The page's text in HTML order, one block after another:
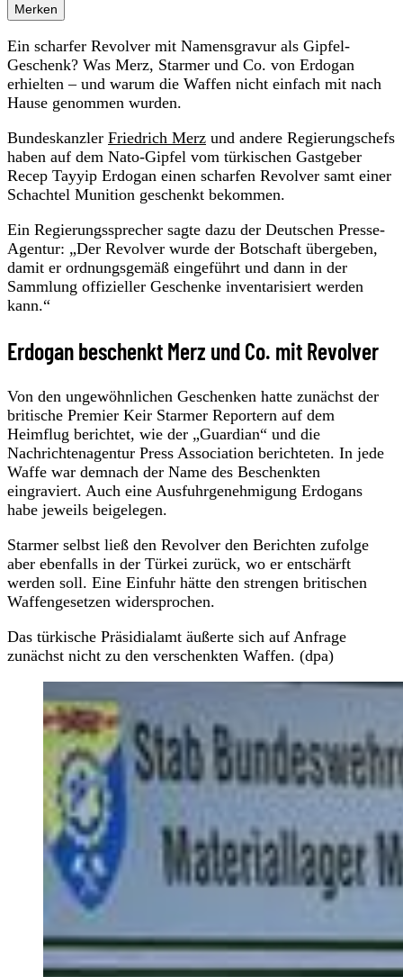
Merken
Ein scharfer Revolver mit Namensgravur als Gipfel-
Geschenk? Was Merz, Starmer und Co. von Erdogan
erhielten – und warum die Waffen nicht einfach mit nach
Hause genommen wurden.
Bundeskanzler Friedrich Merz und andere Regierungschefs
haben auf dem Nato-Gipfel vom türkischen Gastgeber
Recep Tayyip Erdogan einen scharfen Revolver samt einer
Schachtel Munition geschenkt bekommen.
Ein Regierungssprecher sagte dazu der Deutschen Presse-
Agentur: „Der Revolver wurde der Botschaft übergeben,
damit er ordnungsgemäß eingeführt und dann in der
Sammlung offizieller Geschenke inventarisiert werden
kann.“
Erdogan beschenkt Merz und Co. mit Revolver
Von den ungewöhnlichen Geschenken hatte zunächst der
britische Premier Keir Starmer Reportern auf dem
Heimflug berichtet, wie der „Guardian“ und die
Nachrichtenagentur Press Association berichteten. In jede
Waffe war demnach der Name des Beschenkten
eingraviert. Auch eine Ausfuhrgenehmigung Erdogans
habe jeweils beigelegen.
Starmer selbst ließ den Revolver den Berichten zufolge
aber ebenfalls in der Türkei zurück, wo er entschärft
werden soll. Eine Einfuhr hätte den strengen britischen
Waffengesetzen widersprochen.
Das türkische Präsidialamt äußerte sich auf Anfrage
zunächst nicht zu den verschenkten Waffen. (dpa)